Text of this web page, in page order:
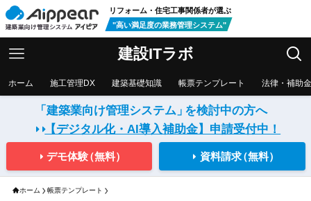
リフォーム・住宅工事関係者が選ぶ
"高い満足度の業務管理システム"
建設ITラボ
ホーム 施工管理DX 建築基礎知識 帳票テンプレート 法律・補助金
「建築業向け管理システム」を検討中の方へ
【デジタル化・AI導入補助金】申請受付中！
デモ体験（無料） 資料請求（無料）
ホーム 帳票テンプレート